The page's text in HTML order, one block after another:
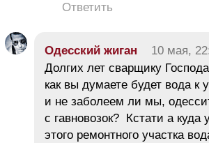
Ответить
Одесский жиган 10 мая,
Долгих лет сварщику
как вы думаете будет вода к
и не заболеем ли мы,
с гавновозок? Кстати а куда
этого ремонтного участка